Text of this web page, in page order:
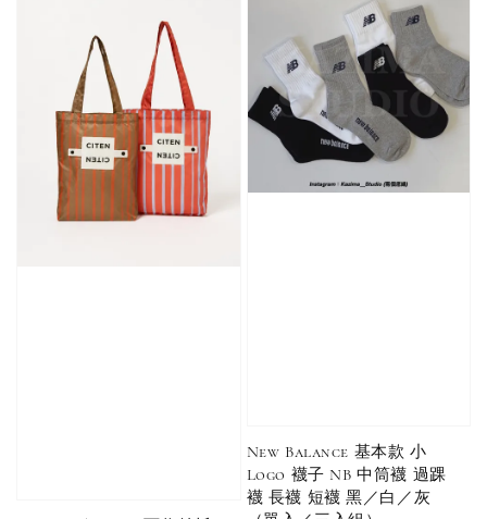
New Balance 基本款 小
Logo 襪子 NB 中筒襪 過踝
襪 長襪 短襪 黑／白／灰